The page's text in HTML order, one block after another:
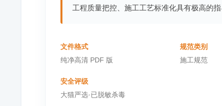
工程质量把控、施工工艺标准化具有极高的
文件格式
纯净高清 PDF 版
规范类别
施工规范
安全评级
大猫严选·已脱敏杀毒